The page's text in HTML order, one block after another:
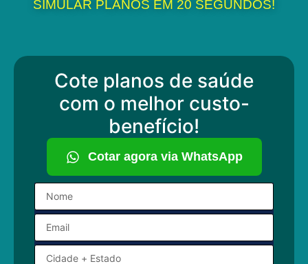
SIMULAR PLANOS EM 20 SEGUNDOS!
Cote planos de saúde
com o melhor custo-
benefício!
Cotar agora via WhatsApp